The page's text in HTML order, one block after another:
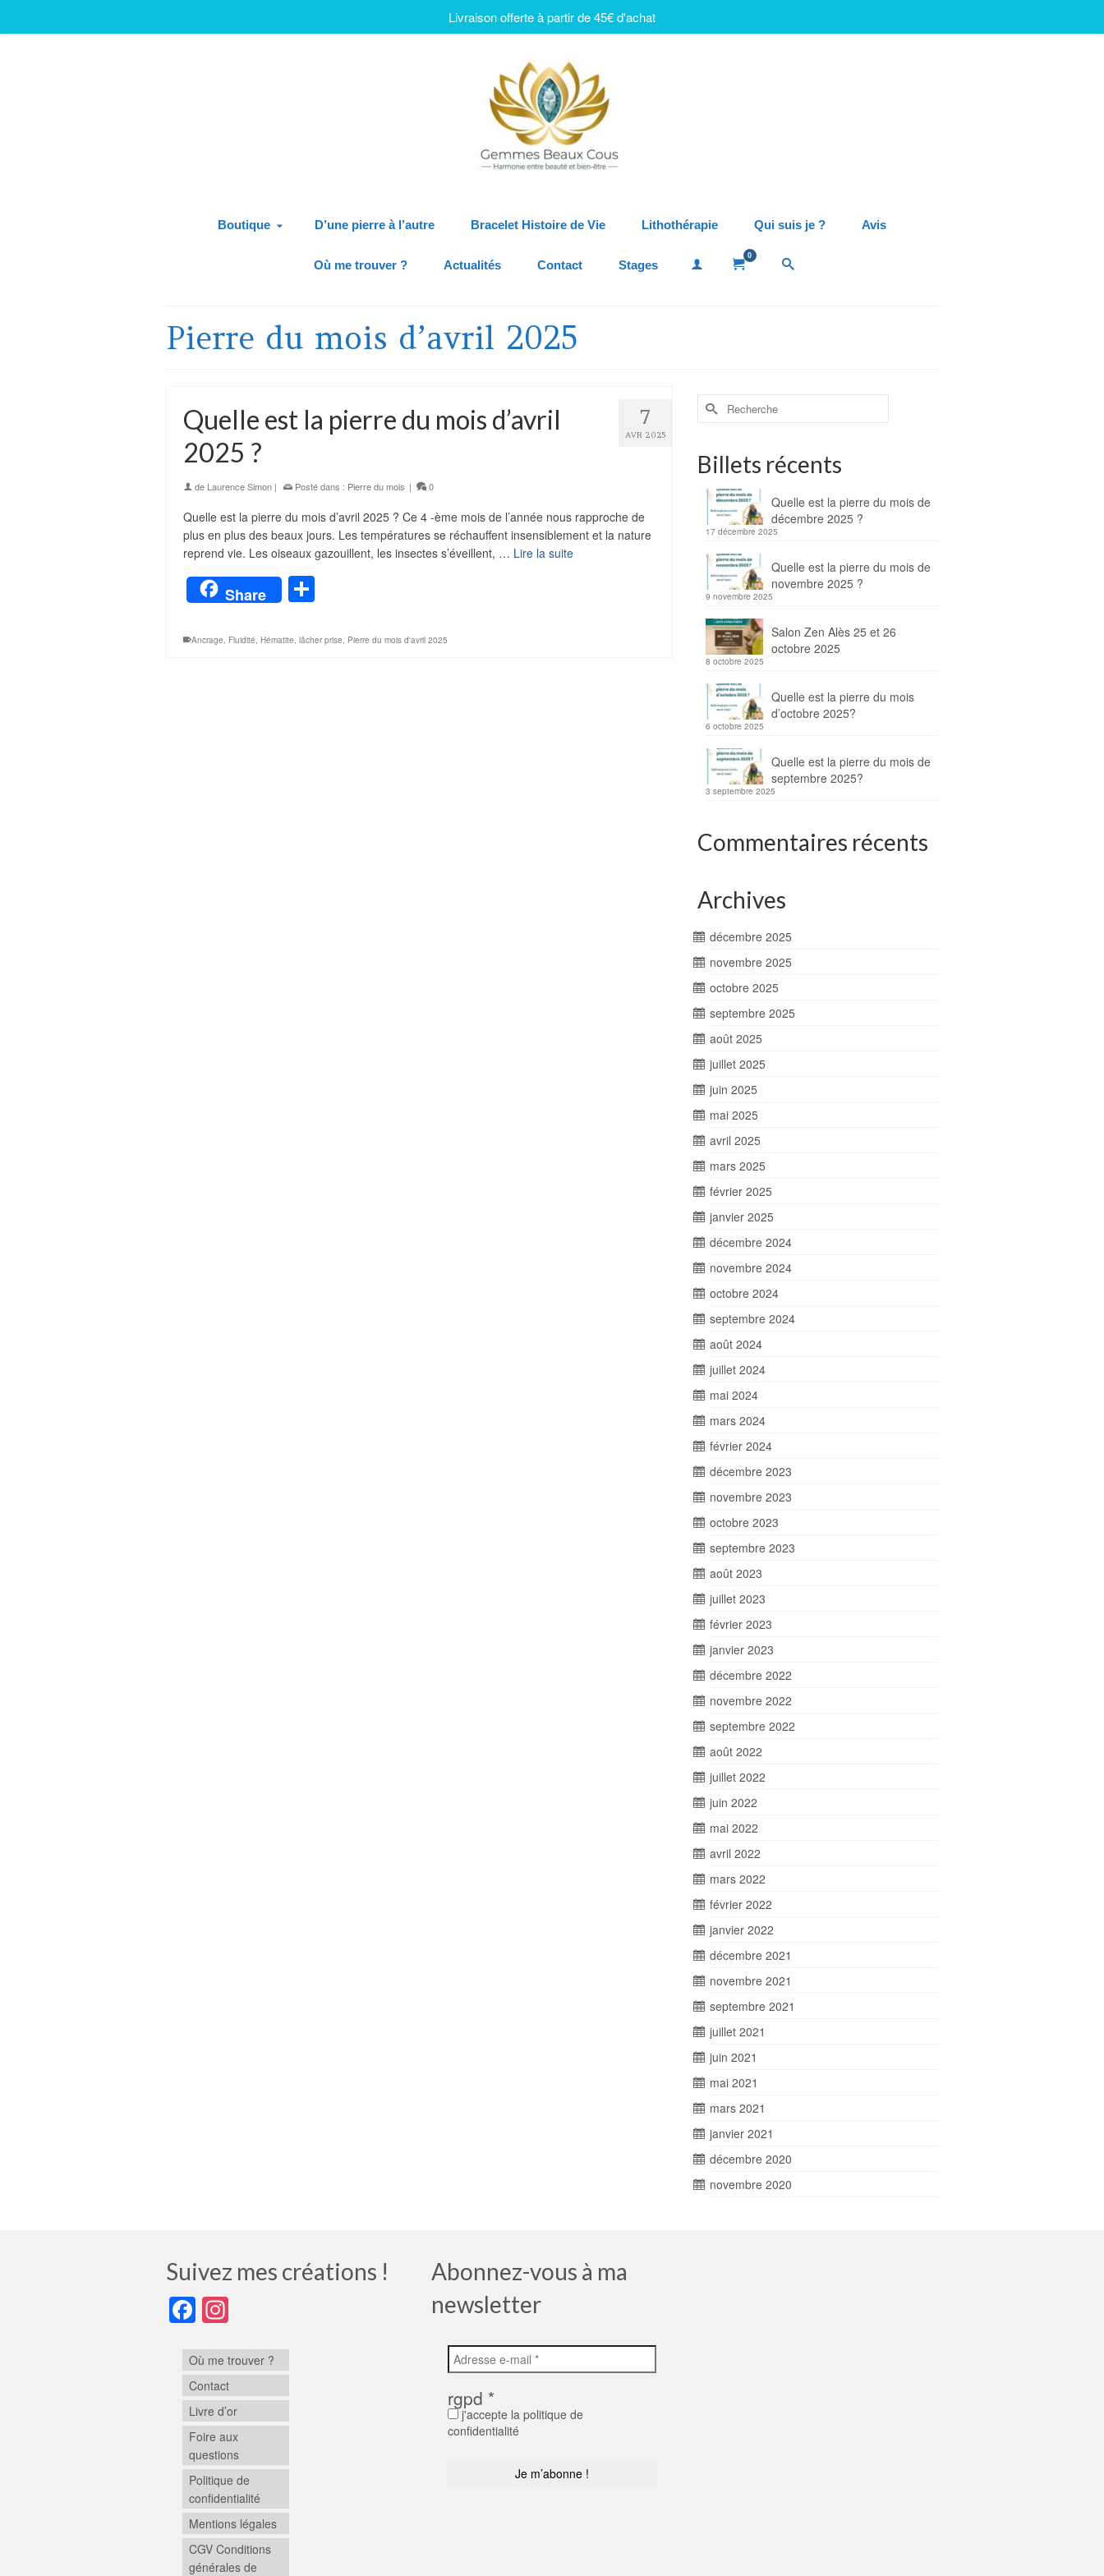
Boutique D’une pierre à l’autre Bracelet Histoire de Vie Lithothérapie Qui suis je ? Avis
Où me trouver ? Actualités Contact Stages
0
Pierre du mois d’avril 2025
7
AVR 2025
Quelle est la pierre du mois d’avril
2025 ?
de Laurence Simon | Posté dans : Pierre du mois | 0
Quelle est la pierre du mois d’avril 2025 ? Ce 4 -ème mois de l’année nous rapproche de
plus en plus des beaux jours. Les températures se réchauffent insensiblement et la nature
reprend vie. Les oiseaux gazouillent, les insectes s’éveillent, … Lire la suite
Share
Ancrage, Fluidité, Hématite, lâcher prise, Pierre du mois d'avril 2025
Billets récents
Quelle est la pierre du mois de
décembre 2025 ?
17 décembre 2025
Quelle est la pierre du mois de
novembre 2025 ?
9 novembre 2025
Salon Zen Alès 25 et 26
octobre 2025
8 octobre 2025
Quelle est la pierre du mois
d’octobre 2025?
6 octobre 2025
Quelle est la pierre du mois de
septembre 2025?
3 septembre 2025
Commentaires récents
Archives
décembre 2025
novembre 2025
octobre 2025
septembre 2025
août 2025
juillet 2025
juin 2025
mai 2025
avril 2025
mars 2025
février 2025
janvier 2025
décembre 2024
novembre 2024
octobre 2024
septembre 2024
août 2024
juillet 2024
mai 2024
mars 2024
février 2024
décembre 2023
novembre 2023
octobre 2023
septembre 2023
août 2023
juillet 2023
février 2023
janvier 2023
décembre 2022
novembre 2022
septembre 2022
août 2022
juillet 2022
juin 2022
mai 2022
avril 2022
mars 2022
février 2022
janvier 2022
décembre 2021
novembre 2021
septembre 2021
juillet 2021
juin 2021
mai 2021
mars 2021
janvier 2021
décembre 2020
novembre 2020
Suivez mes créations !
Facebook
Où me trouver ?
Contact
Livre d’or
Foire aux
questions
Politique de
confidentialité
Mentions légales
CGV Conditions
générales de
Abonnez-vous à ma
newsletter
rgpd *
j'accepte la politique de
confidentialité
Livraison offerte à partir de 45€ d'achat